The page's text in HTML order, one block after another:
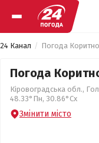
24 Канал Погода
Погода
Кіровоградська обл.,
48.33°Пн, 30.86°Сх
Змінити місто